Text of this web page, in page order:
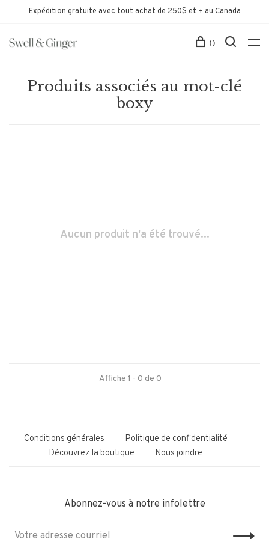
Expédition gratuite avec tout achat de 250$ et + au Canada
0
Produits associés au mot-clé
boxy
Aucun produit n'a été trouvé...
Affiche 1 - 0 de 0
Conditions générales
Politique de confidentialité
Découvrez la boutique
Nous joindre
Abonnez-vous à notre infolettre